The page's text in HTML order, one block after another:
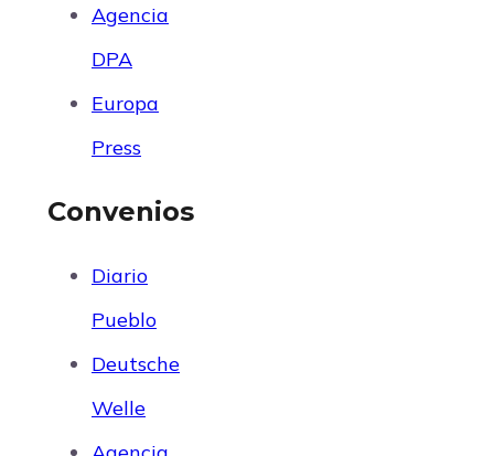
Agencia
DPA
Europa
Press
Convenios
Diario
Pueblo
Deutsche
Welle